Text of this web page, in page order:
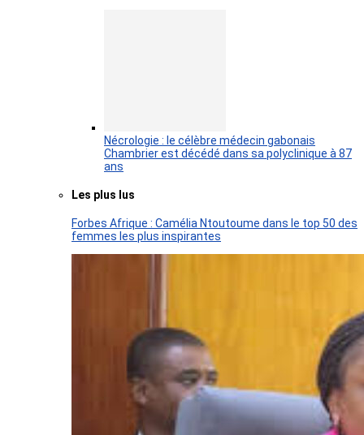
Nécrologie : le célèbre médecin gabonais
Chambrier est décédé dans sa polyclinique à 87
ans
Les plus lus
Forbes Afrique : Camélia Ntoutoume dans le top 50 des
femmes les plus inspirantes